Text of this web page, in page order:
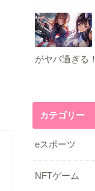
がヤバ過ぎる
カテゴリー
eスポーツ
NFTゲーム